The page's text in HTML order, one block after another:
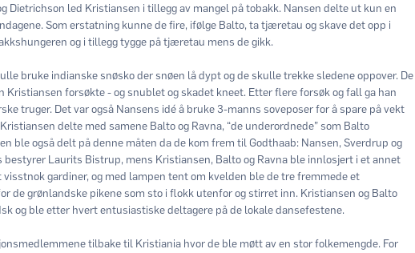
Dietrichson led Kristiansen i tillegg av mangel på tobakk. Nansen delte ut kun en
Som erstatning kunne de fire, ifølge Balto, ta tjæretau og skave det opp i
og i tillegg tygge på tjæretau mens de gikk.
bruke indianske snøsko der snøen lå dypt og de skulle trekke sledene oppover. De
Kristiansen forsøkte - og snublet og skadet kneet. Etter flere forsøk og fall ga han
truger. Det var også Nansens idé å bruke 3-manns soveposer for å spare på vekt
delte med samene Balto og Ravna, “de underordnede” som Balto
ble også delt på denne måten da de kom frem til Godthaab: Nansen, Sverdrup og
bestyrer Laurits Bistrup, mens Kristiansen, Balto og Ravna ble innlosjert i et annet
gardiner, og med lampen tent om kvelden ble de tre fremmede et
de grønlandske pikene som sto i flokk utenfor og stirret inn. Kristiansen og Balto
og ble etter hvert entusiastiske deltagere på de lokale dansefestene.
tilbake til Kristiania hvor de ble møtt av en stor folkemengde. For